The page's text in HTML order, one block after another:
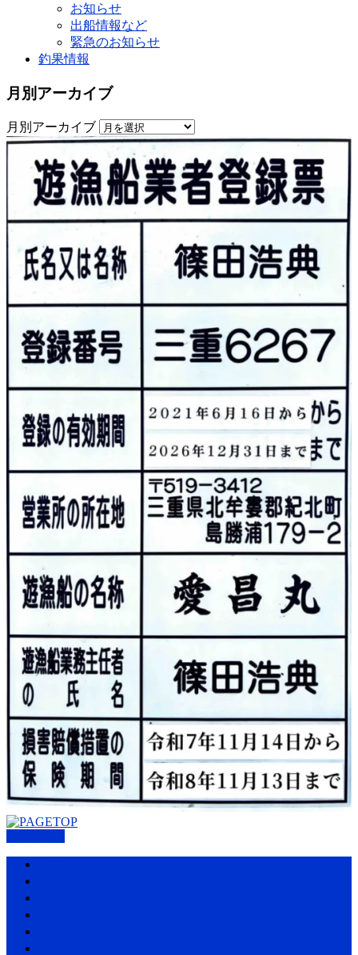
お知らせ
出船情報など
緊急のお知らせ
釣果情報
月別アーカイブ
月別アーカイブ